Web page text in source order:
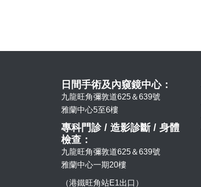
日間手術及內窺鏡中心：
九龍旺角彌敦道625＆639號
雅蘭中心5至6樓
專科門診 / 造影診斷 / 身體
檢查：
九龍旺角彌敦道625＆639號
雅蘭中心一期20樓
（港鐵旺角站E1出口）